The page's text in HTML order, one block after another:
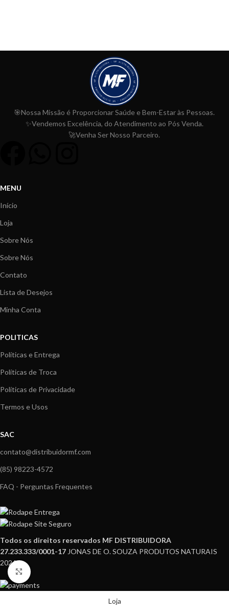
Clique para ampliar
🎯Nossa Missão é ProporcionarSaúde e Bem-Estar às Pessoas.
✨Vendemos Excelência, do Atendimento ao Pós Venda.
🚀Venha Ser Nosso Parceiro.
MENU
Início
Loja
Sobre Nós
Sobre Nós
Contato
Lista de Desejos
Minha Conta
POLITICAS
Políticas e Entrega
Políticas de Troca
Políticas de Privacidade
Termos e Usos
SAC
contato@distribuidormf.com
(85) 98223-4572
FAQ - Perguntas Frequentes
Todos os direitos reservados MF DISTRIBUIDORA
27.233.333/0001-17 JONAS DE O. SOUZA PRODUTOS NATURAIS
2024.
Loja